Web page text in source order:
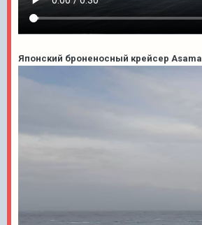
Японский броненосный крейсер Asama